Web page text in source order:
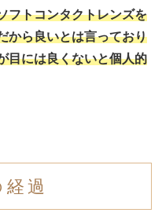
フトコンタクトレンズを
から良いとは言っており
目には良くないと個人的
過